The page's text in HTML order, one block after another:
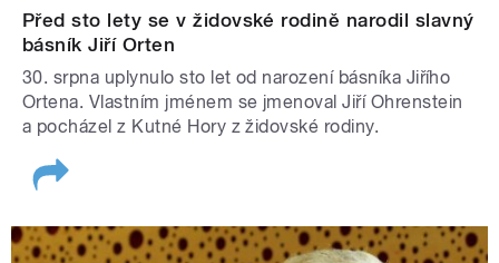
Před sto lety se v židovské rodině narodil slavný
básník Jiří Orten
30. srpna uplynulo sto let od narození básníka Jiřího
Ortena. Vlastním jménem se jmenoval Jiří Ohrenstein
a pocházel z Kutné Hory z židovské rodiny.